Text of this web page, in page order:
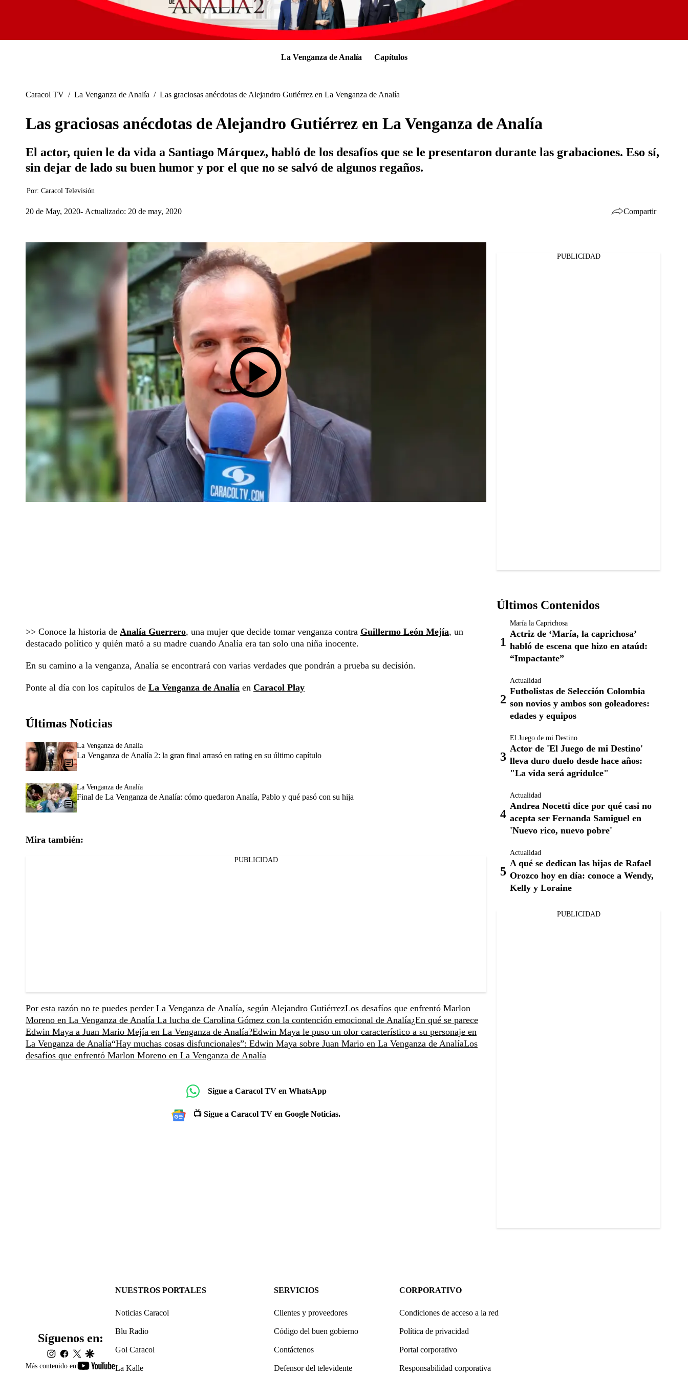
La Venganza de Analía Capítulos
Caracol TV / La Venganza de Analía / Las graciosas anécdotas de Alejandro Gutiérrez en La Venganza de Analía
Las graciosas anécdotas de Alejandro Gutiérrez en La Venganza de Analía
El actor, quien le da vida a Santiago Márquez, habló de los desafíos que se le presentaron durante las grabaciones. Eso sí,
sin dejar de lado su buen humor y por el que no se salvó de algunos regaños.
Por: Caracol Televisión
20 de May, 2020 Actualizado: 20 de may, 2020 Compartir
>> Conoce la historia de Analía Guerrero, una mujer que decide tomar venganza contra Guillermo León Mejía, un
destacado político y quién mató a su madre cuando Analía era tan solo una niña inocente.
En su camino a la venganza, Analía se encontrará con varias verdades que pondrán a prueba su decisión.
Ponte al día con los capítulos de La Venganza de Analía en Caracol Play
Últimas Noticias
La Venganza de Analía
La Venganza de Analía 2: la gran final arrasó en rating en su último capítulo
La Venganza de Analía
Final de La Venganza de Analía: cómo quedaron Analía, Pablo y qué pasó con su hija
Mira también:
PUBLICIDAD
Por esta razón no te puedes perder La Venganza de Analía, según Alejandro GutiérrezLos desafíos que enfrentó Marlon
Moreno en La Venganza de Analía La lucha de Carolina Gómez con la contención emocional de Analía¿En qué se parece
Edwin Maya a Juan Mario Mejía en La Venganza de Analía?Edwin Maya le puso un olor característico a su personaje en
La Venganza de Analía“Hay muchas cosas disfuncionales”: Edwin Maya sobre Juan Mario en La Venganza de AnalíaLos
desafíos que enfrentó Marlon Moreno en La Venganza de Analía
Sigue a Caracol TV en WhatsApp
📺 Sigue a Caracol TV en Google Noticias.
PUBLICIDAD
Últimos Contenidos
María la Caprichosa
Actriz de ‘María, la caprichosa’
habló de escena que hizo en ataúd:
“Impactante”
Actualidad
Futbolistas de Selección Colombia
son novios y ambos son goleadores:
edades y equipos
El Juego de mi Destino
Actor de 'El Juego de mi Destino'
lleva duro duelo desde hace años:
"La vida será agridulce"
Actualidad
Andrea Nocetti dice por qué casi no
acepta ser Fernanda Samiguel en
'Nuevo rico, nuevo pobre'
Actualidad
A qué se dedican las hijas de Rafael
Orozco hoy en día: conoce a Wendy,
Kelly y Loraine
PUBLICIDAD
Más contenido en
youtube-
Síguenos en:
instagram
facebook
twittergoogle
NUESTROS PORTALES
Noticias Caracol
Blu Radio
Gol Caracol
La Kalle
SERVICIOS
Clientes y proveedores
Código del buen gobierno
Contáctenos
Defensor del televidente
CORPORATIVO
Condiciones de acceso a la red
Política de privacidad
Portal corporativo
Responsabilidad corporativa